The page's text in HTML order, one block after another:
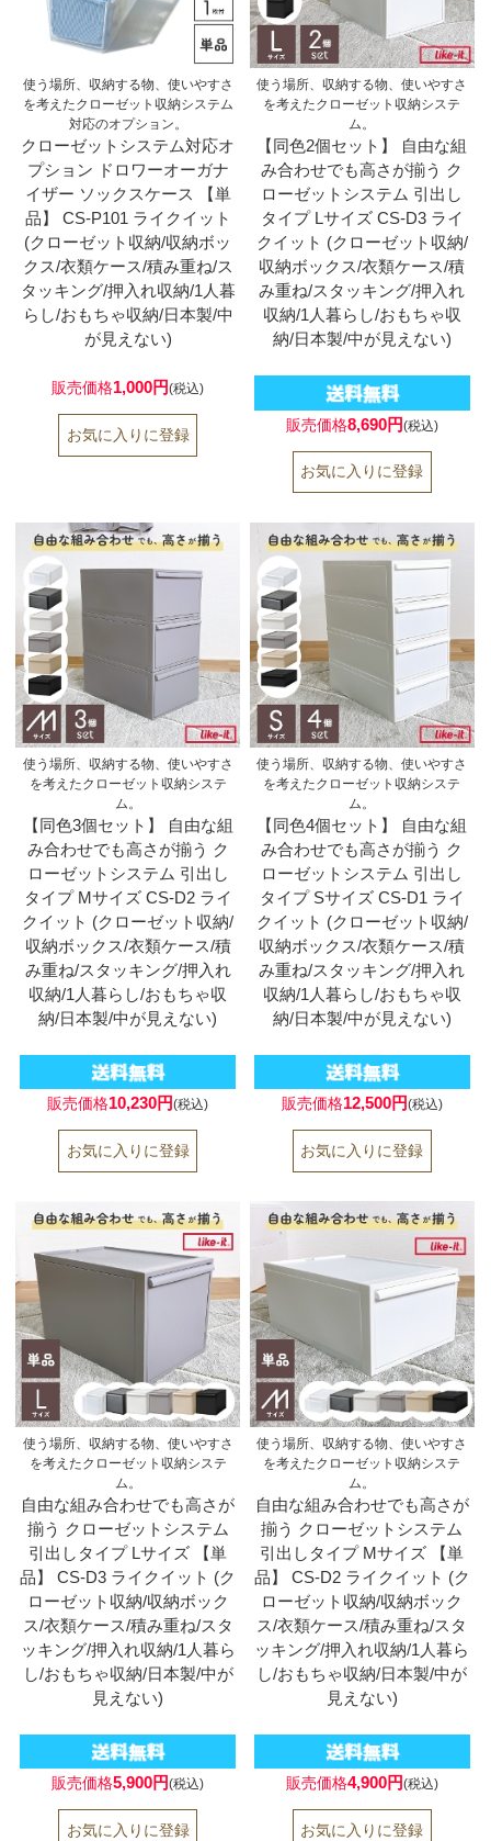
使う場所、収納する物、使いやすさ
を考えたクローゼット収納システム
対応のオプション。
クローゼットシステム対応オ
プション ドロワーオーガナ
イザー ソックスケース 【単
品】 CS-P101 ライクイット
(クローゼット収納/収納ボッ
クス/衣類ケース/積み重ね/ス
タッキング/押入れ収納/1人暮
らし/おもちゃ収納/日本製/中
が見えない)
販売価格1,000円(税込)
使う場所、収納する物、使いやすさ
を考えたクローゼット収納システ
ム。
【同色2個セット】 自由な組
み合わせでも高さが揃う ク
ローゼットシステム 引出し
タイプ Lサイズ CS-D3 ライ
クイット (クローゼット収納/
収納ボックス/衣類ケース/積
み重ね/スタッキング/押入れ
収納/1人暮らし/おもちゃ収
納/日本製/中が見えない)
販売価格8,690円(税込)
使う場所、収納する物、使いやすさ
を考えたクローゼット収納システ
ム。
【同色3個セット】 自由な組
み合わせでも高さが揃う ク
ローゼットシステム 引出し
タイプ Mサイズ CS-D2 ライ
クイット (クローゼット収納/
収納ボックス/衣類ケース/積
み重ね/スタッキング/押入れ
収納/1人暮らし/おもちゃ収
納/日本製/中が見えない)
販売価格10,230円(税込)
使う場所、収納する物、使いやすさ
を考えたクローゼット収納システ
ム。
【同色4個セット】 自由な組
み合わせでも高さが揃う ク
ローゼットシステム 引出し
タイプ Sサイズ CS-D1 ライ
クイット (クローゼット収納/
収納ボックス/衣類ケース/積
み重ね/スタッキング/押入れ
収納/1人暮らし/おもちゃ収
納/日本製/中が見えない)
販売価格12,500円(税込)
使う場所、収納する物、使いやすさ
を考えたクローゼット収納システ
ム。
自由な組み合わせでも高さが
揃う クローゼットシステム
引出しタイプ Lサイズ 【単
品】 CS-D3 ライクイット (ク
ローゼット収納/収納ボック
ス/衣類ケース/積み重ね/スタ
ッキング/押入れ収納/1人暮ら
し/おもちゃ収納/日本製/中が
見えない)
販売価格5,900円(税込)
使う場所、収納する物、使いやすさ
を考えたクローゼット収納システ
ム。
自由な組み合わせでも高さが
揃う クローゼットシステム
引出しタイプ Mサイズ 【単
品】 CS-D2 ライクイット (ク
ローゼット収納/収納ボック
ス/衣類ケース/積み重ね/スタ
ッキング/押入れ収納/1人暮ら
し/おもちゃ収納/日本製/中が
見えない)
販売価格4,900円(税込)